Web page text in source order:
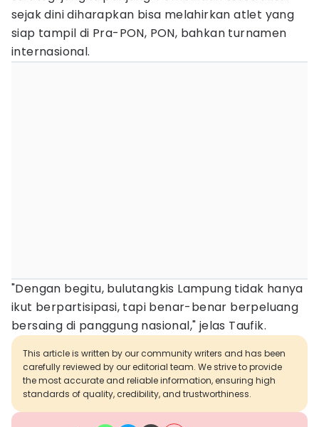
sejak dini diharapkan bisa melahirkan atlet yang
siap tampil di Pra-PON, PON, bahkan turnamen
internasional.
"Dengan begitu, bulutangkis Lampung tidak hanya
ikut berpartisipasi, tapi benar-benar berpeluang
bersaing di panggung nasional," jelas Taufik.
This article is written by our community writers and has been
carefully reviewed by our editorial team. We strive to provide
the most accurate and reliable information, ensuring high
standards of quality, credibility, and trustworthiness.